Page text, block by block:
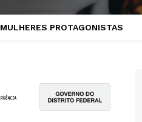
MULHERES PROTAGONISTAS